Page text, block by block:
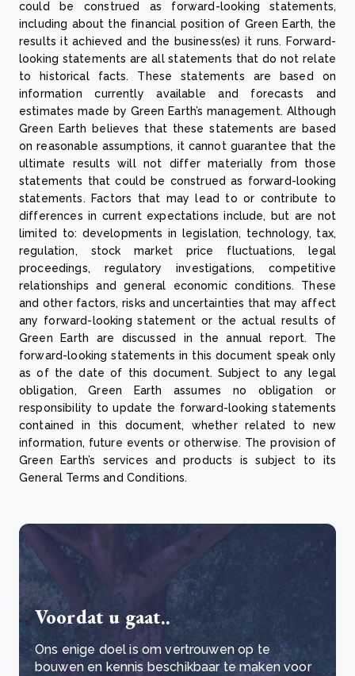
could be construed as forward-looking statements,
including about the financial position of Green Earth, the
results it achieved and the business(es) it runs. Forward-
looking statements are all statements that do not relate
to historical facts. These statements are based on
information currently available and forecasts and
estimates made by Green Earth’s management. Although
Green Earth believes that these statements are based
on reasonable assumptions, it cannot guarantee that the
ultimate results will not differ materially from those
statements that could be construed as forward-looking
statements. Factors that may lead to or contribute to
differences in current expectations include, but are not
limited to: developments in legislation, technology, tax,
regulation, stock market price fluctuations, legal
proceedings, regulatory investigations, competitive
relationships and general economic conditions. These
and other factors, risks and uncertainties that may affect
any forward-looking statement or the actual results of
Green Earth are discussed in the annual report. The
forward-looking statements in this document speak only
as of the date of this document. Subject to any legal
obligation, Green Earth assumes no obligation or
responsibility to update the forward-looking statements
contained in this document, whether related to new
information, future events or otherwise. The provision of
Green Earth’s services and products is subject to its
General Terms and Conditions.
Voordat u gaat..
Ons enige doel is om vertrouwen op te
bouwen en kennis beschikbaar te maken voor